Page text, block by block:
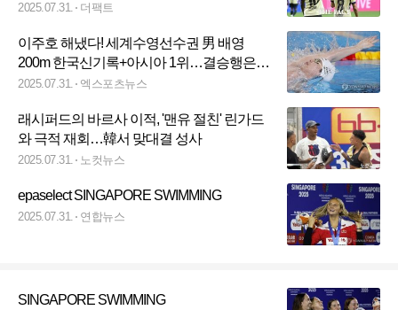
2025.07.31. 더팩트
이주호 해냈다! 세계수영선수권 男 배영
200m 한국신기록+아시아 1위…결승행은
0.06초 뒤져 아깝게 무산 [싱가포르 현장]
2025.07.31. 엑스포츠뉴스
래시퍼드의 바르사 이적, '맨유 절친' 린가드
와 극적 재회…韓서 맞대결 성사
2025.07.31. 노컷뉴스
epaselect SINGAPORE SWIMMING
2025.07.31. 연합뉴스
SINGAPORE SWIMMING